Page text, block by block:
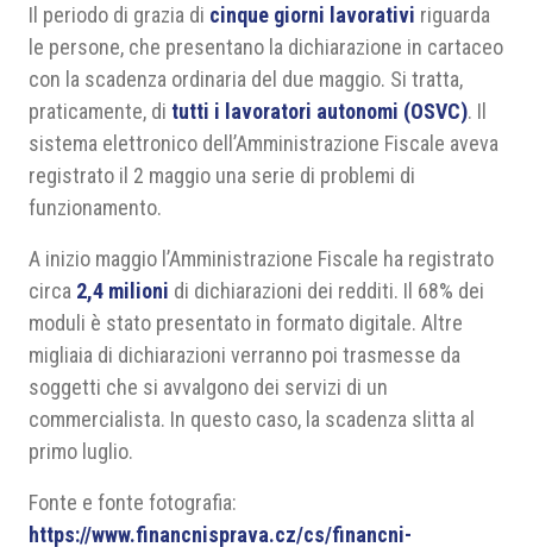
Il periodo di grazia di cinque giorni lavorativi riguarda
le persone, che presentano la dichiarazione in cartaceo
con la scadenza ordinaria del due maggio. Si tratta,
praticamente, di tutti i lavoratori autonomi (OSVC). Il
sistema elettronico dell’Amministrazione Fiscale aveva
registrato il 2 maggio una serie di problemi di
funzionamento.
A inizio maggio l’Amministrazione Fiscale ha registrato
circa 2,4 milioni di dichiarazioni dei redditi. Il 68% dei
moduli è stato presentato in formato digitale. Altre
migliaia di dichiarazioni verranno poi trasmesse da
soggetti che si avvalgono dei servizi di un
commercialista. In questo caso, la scadenza slitta al
primo luglio.
Fonte e fonte fotografia:
https://www.financnisprava.cz/cs/financni-